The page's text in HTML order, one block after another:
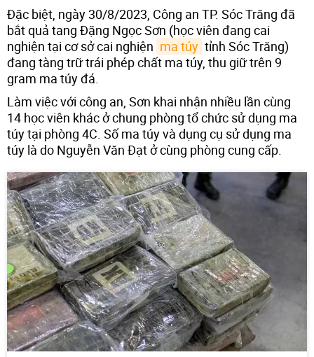
Đặc biệt, ngày 30/8/2023, Công an TP. Sóc Trăng đã
bắt quả tang Đặng Ngọc Sơn (học viên đang cai
nghiện tại cơ sở cai nghiện ma túy tỉnh Sóc Trăng)
đang tàng trữ trái phép chất ma túy, thu giữ trên 9
gram ma túy đá.
Làm việc với công an, Sơn khai nhận nhiều lần cùng
14 học viên khác ở chung phòng tổ chức sử dụng ma
túy tại phòng 4C. Số ma túy và dụng cụ sử dụng ma
túy là do Nguyễn Văn Đạt ở cùng phòng cung cấp.